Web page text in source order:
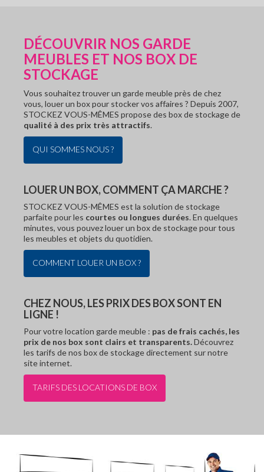
DÉCOUVRIR NOS GARDE
MEUBLES ET NOS BOX DE
STOCKAGE
Vous souhaitez trouver un garde meuble près de chez
vous, louer un box pour stocker vos affaires ? Depuis 2007,
STOCKEZ VOUS-MÊMES propose des box de stockage de
qualité à des prix très attractifs.
QUI SOMMES NOUS ?
LOUER UN BOX, COMMENT ÇA MARCHE ?
STOCKEZ VOUS-MÊMES est la solution de stockage
parfaite pour les courtes ou longues durées. En quelques
minutes, vous pouvez louer un box de stockage pour tous
les meubles et objets du quotidien.
COMMENT LOUER UN BOX ?
CHEZ NOUS, LES PRIX DES BOX SONT EN
LIGNE !
Pour votre location garde meuble : pas de frais cachés, les
prix de nos box sont clairs et transparents.Découvrez
les tarifs de nos box de stockage directement sur notre
site internet.
TARIFS DES LOCATIONS DE BOX